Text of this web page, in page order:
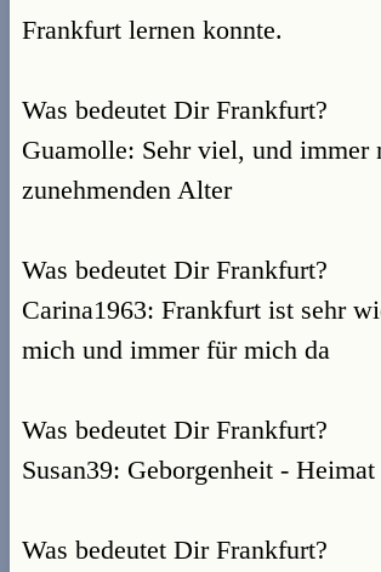
Frankfurt lernen konnte.
Was bedeutet Dir Frankfurt?
Guamolle: Sehr viel, und immer
zunehmenden Alter
Was bedeutet Dir Frankfurt?
Carina1963: Frankfurt ist sehr
mich und immer für mich da
Was bedeutet Dir Frankfurt?
Susan39: Geborgenheit - Heimat
Was bedeutet Dir Frankfurt?